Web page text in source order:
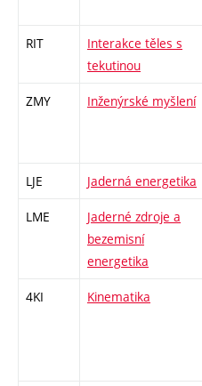
RIT
Interakce těles s
tekutinou
ZMY Inženýrské myšlení
LJE Jaderná energetika
LME
Jaderné zdroje a
bezemisní
energetika
4KI Kinematika